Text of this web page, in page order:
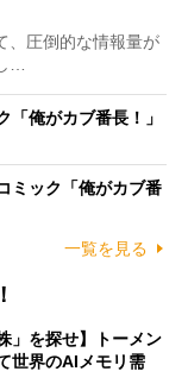
、圧倒的な情報量が
…
俺がカブ番長！」
ミック「俺がカブ番
一覧を見る
」を探せ】トーメン
世界のAIメモリ需